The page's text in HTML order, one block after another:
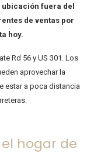
fuera del
de ventas por
hoy.
Rd 56 y US 301. Los
aprovechar la
estar a poca distancia
hogar de